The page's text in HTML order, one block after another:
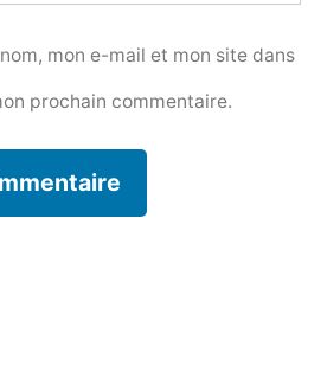
mon e-mail et mon site dans
prochain commentaire.